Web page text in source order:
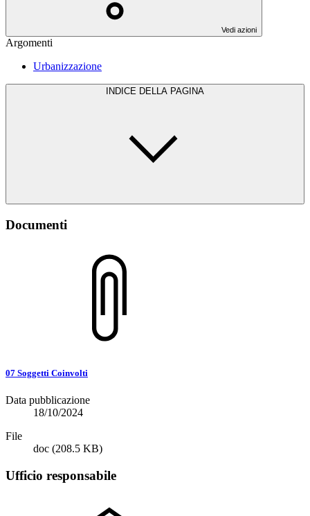
Vedi azioni
Argomenti
Urbanizzazione
INDICE DELLA PAGINA
Documenti
07 Soggetti Coinvolti
Data pubblicazione
18/10/2024
File
doc (208.5 KB)
Ufficio responsabile